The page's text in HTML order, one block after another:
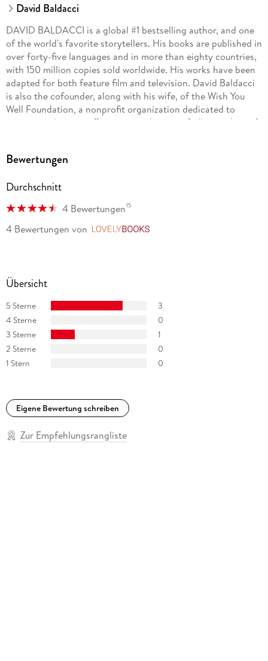
David Baldacci
DAVID BALDACCI is a global #1 bestselling author, and one
of the world's favorite storytellers. His books are published in
over forty-five languages and in more than eighty countries,
with 150 million copies sold worldwide. His works have been
adapted for both feature film and television. David Baldacci
is also the cofounder, along with his wife, of the Wish You
Well Foundation, a nonprofit organization dedicated to
supporting literacy efforts across America. Still a resident of
WishYouWellFoundation.org.
Bewertungen
Durchschnitt
4 Bewertungen15
4 Bewertungen von
Übersicht
5 Sterne
3
4 Sterne
0
3 Sterne
1
2 Sterne
0
1 Stern
0
Eigene Bewertung schreiben
Zur Empfehlungsrangliste